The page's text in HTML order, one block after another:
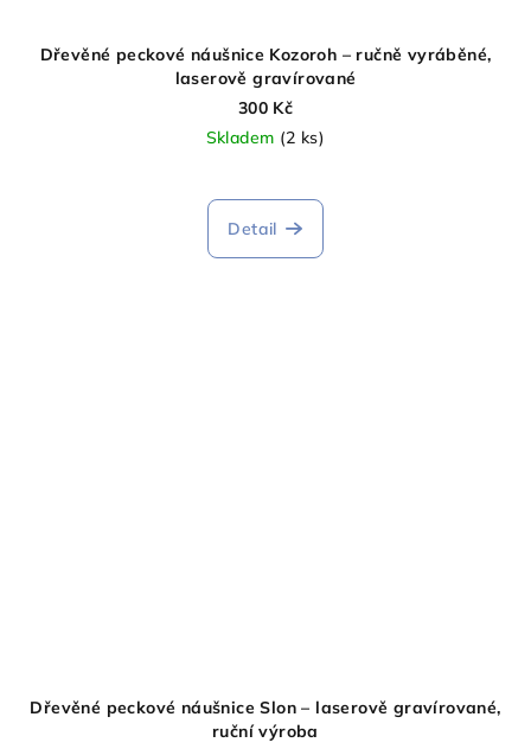
Dřevěné peckové náušnice Kozoroh – ručně vyráběné,
laserově gravírované
300 Kč
Skladem (2 ks)
Detail
Dřevěné peckové náušnice Slon – laserově gravírované,
ruční výroba